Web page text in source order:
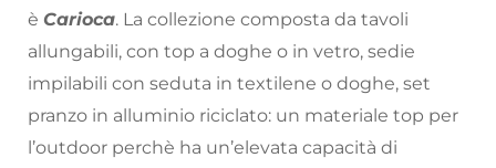
è Carioca. La collezione composta da tavoli
allungabili, con top a doghe o in vetro, sedie
impilabili con seduta in textilene o doghe, set
pranzo in alluminio riciclato: un materiale top per
l’outdoor perchè ha un’elevata capacità di